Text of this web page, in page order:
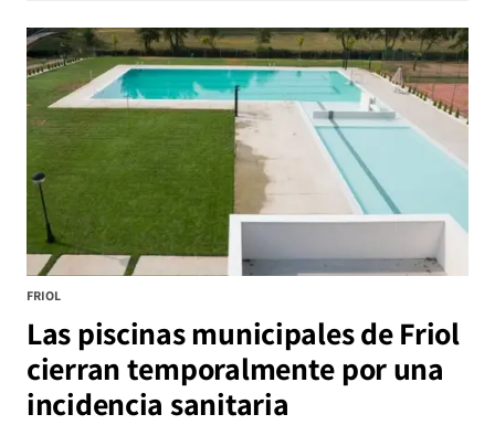
FRIOL
Las piscinas municipales de Friol
cierran temporalmente por una
incidencia sanitaria